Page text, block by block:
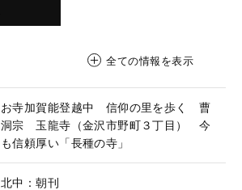
全ての情報を表示
お寺加賀能登越中 信仰の里を歩く 曹
洞宗 玉龍寺（金沢市野町３丁目） 今
も信頼厚い「長種の寺」
北中：朝刊